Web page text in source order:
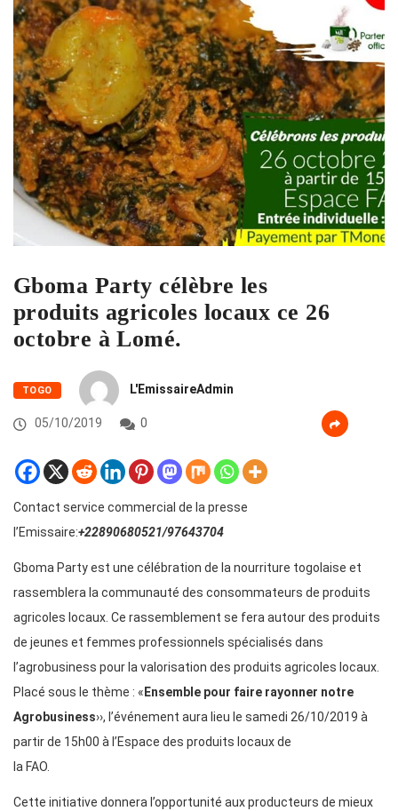
Gboma Party célèbre les
produits agricoles locaux ce 26
octobre à Lomé.
TOGO L'EmissaireAdmin
05/10/2019 0
Contact service commercial de la presse
l’Emissaire:+22890680521/97643704
Gboma Party est une célébration de la nourriture togolaise et
rassemblera la communauté des consommateurs de produits
agricoles locaux. Ce rassemblement se fera autour des produits
de jeunes et femmes professionnels spécialisés dans
l’agrobusiness pour la valorisation des produits agricoles locaux.
Placé sous le thème : « Ensemble pour faire rayonner notre
Agrobusiness››, l’événement aura lieu le samedi 26/10/2019 à
partir de 15h00 à l’Espace des produits locaux de
la FAO.
Cette initiative donnera l’opportunité aux producteurs de mieux